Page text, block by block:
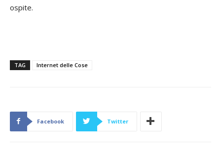
ospite.
TAG Internet delle Cose
Facebook Twitter